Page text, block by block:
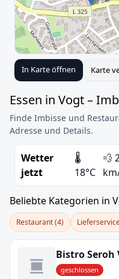
In Karte öffnen Karte
Essen in Vogt –
Finde Imbisse und
Adresse und Details.
Wetter
jetzt
🌡️
18°C
💨
Beliebte Kategorien in
Restaurant (4)
Bistro Seroh
geschlossen